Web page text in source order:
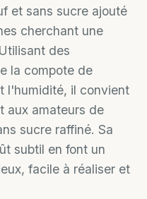
et sans sucre ajouté
cherchant une
des
la compote de
l'humidité, il convient
aux amateurs de
sucre raffiné. Sa
subtil en font un
facile à réaliser et